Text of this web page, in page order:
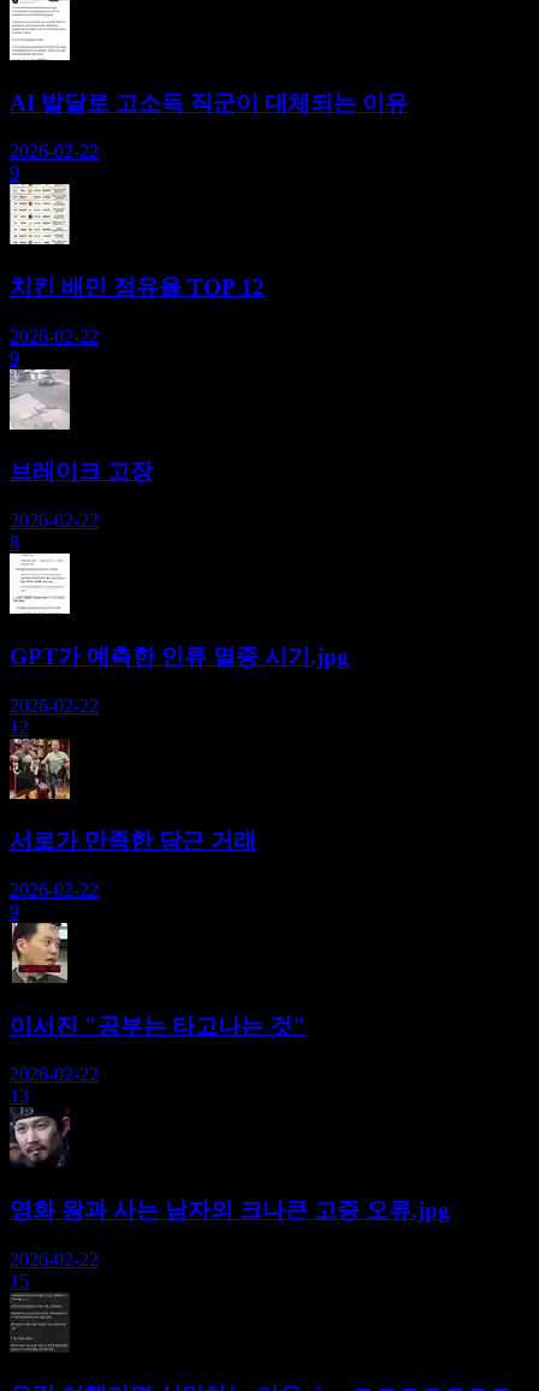
AI 발달로 고소득 직군이 대체되는 이유
2026-02-22
9
치킨 배민 점유율 TOP 12
2026-02-22
9
브레이크 고장
2026-02-22
8
GPT가 예측한 인류 멸종 시기.jpg
2026-02-22
12
서로가 만족한 당근 거래
2026-02-22
9
이서진 "공부는 타고나는 것"
2026-02-22
13
영화 왕과 사는 남자의 크나큰 고증 오류.jpg
2026-02-22
15